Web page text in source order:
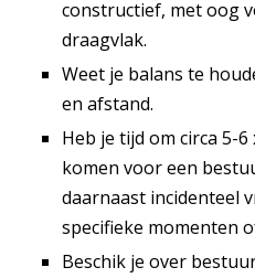
constructief, met oog
draagvlak.
Weet je balans te
en afstand.
Heb je tijd om circa 5-
komen voor een
daarnaast incidenteel
specifieke momenten
Beschik je over